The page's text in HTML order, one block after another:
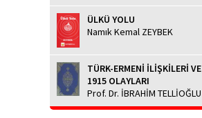
ÜLKÜ YOLU
Namık Kemal ZEYBEK
TÜRK-ERMENİ İLİŞKİLERİ VE
1915 OLAYLARI
Prof. Dr. İBRAHİM TELLİOĞLU